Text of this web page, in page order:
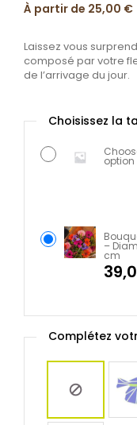
À partir de 25,00 €
Laissez vous
composé par votre
de l’arrivage du jour.
option
–
cm
Complétez